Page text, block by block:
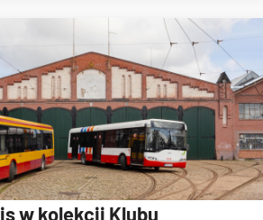
w kolekcji Klubu